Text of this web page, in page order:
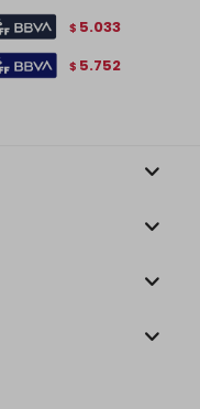
$ 5.033
$ 5.752